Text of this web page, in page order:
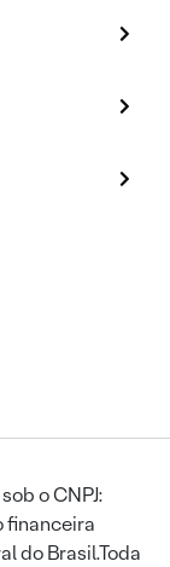
o CNPJ:
do Brasil.Toda